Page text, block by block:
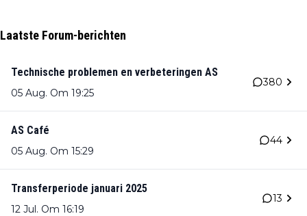
Laatste Forum-berichten
Technische problemen en verbeteringen AS
05 Aug. Om 19:25
380
AS Café
05 Aug. Om 15:29
44
Transferperiode januari 2025
12 Jul. Om 16:19
13